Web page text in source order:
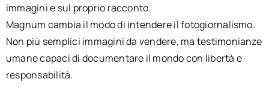
immagini e sul proprio racconto.
Magnum cambia il modo di intendere il fotogiornalismo.
Non più semplici immagini da vendere, ma testimonianze
umane capaci di documentare il mondo con libertà e
responsabilità.